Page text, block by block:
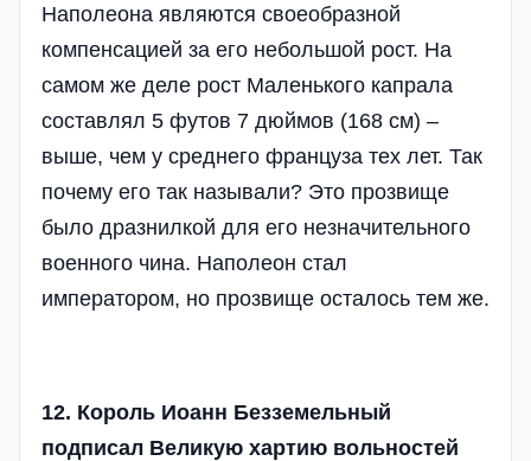
Наполеона являются своеобразной
компенсацией за его небольшой рост. На
самом же деле рост Маленького капрала
составлял 5 футов 7 дюймов (168 см) –
выше, чем у среднего француза тех лет. Так
почему его так называли? Это прозвище
было дразнилкой для его незначительного
военного чина. Наполеон стал
императором, но прозвище осталось тем же.
12. Король Иоанн Безземельный
подписал Великую хартию вольностей